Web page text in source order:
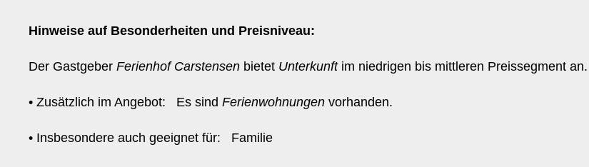
Hinweise auf Besonderheiten und Preisniveau:
Der GastgeberFerienhof Carstensen bietet Unterkunftim niedrigen bis mittleren Preissegment an.
• Zusätzlich im Angebot: Es sindFerienwohnungen vorhanden.
• Insbesondere auch geeignet für: Familie